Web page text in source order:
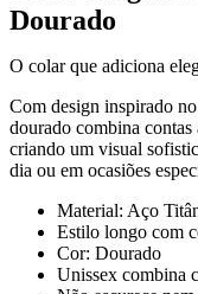
Dourado
O colar que adiciona
Com design inspirado
dourado combina
criando um visual
dia ou em ocasiões
Material: Aço
Estilo longo com
Cor: Dourado
Unissex combina